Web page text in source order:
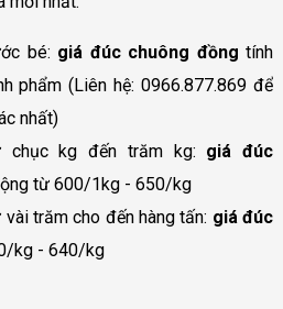
bé: giá đúc chuông đồng tính
phẩm (Liên hệ: 0966.877.869 để
nhất)
chục kg đến trăm kg: giá đúc
từ 600/1kg - 650/kg
trăm cho đến hàng tấn: giá đúc
kg - 640/kg